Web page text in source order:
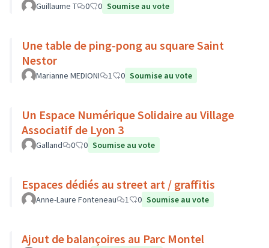
Guillaume T 0 0 Soumise au vote
Une table de ping-pong au square Saint
Nestor
Marianne MEDIONI 1 0 Soumise au vote
Un Espace Numérique Solidaire au Village
Associatif de Lyon 3
Galland 0 0 Soumise au vote
Espaces dédiés au street art / graffitis
Anne-Laure Fonteneau 1 0 Soumise au vote
Ajout de balançoires au Parc Montel